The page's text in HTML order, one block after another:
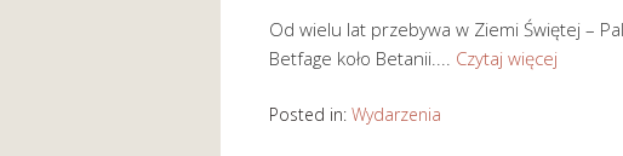
Od wielu lat przebywa w Ziemi Świętej –
Betfage koło Betanii.... Czytaj więcej
Posted in: Wydarzenia